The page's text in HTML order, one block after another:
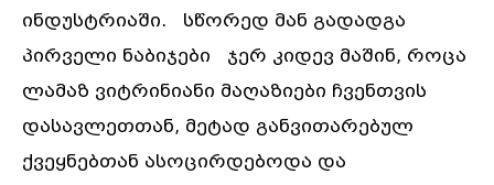
ინდუსტრიაში. სწორედ მან გადადგა
პირველი ნაბიჯები ჯერ კიდევ მაშინ, როცა
ლამაზ ვიტრინიანი მაღაზიები ჩვენთვის
დასავლეთთან, მეტად განვითარებულ
ქვეყნებთან ასოცირდებოდა და